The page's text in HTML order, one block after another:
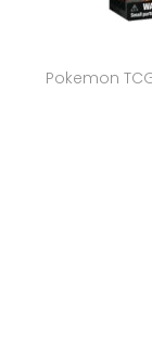
Pokemon